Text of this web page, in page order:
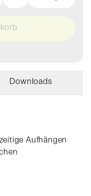
Downloads
Aufhängen